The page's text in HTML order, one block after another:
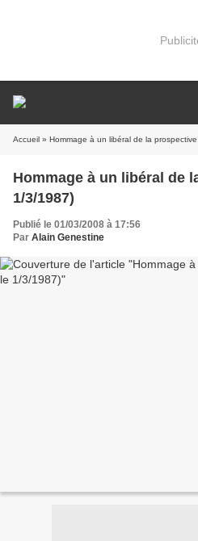
Accueil » Hommage à un libéral de la
Hommage à un libéral de
1/3/1987)
Publié le 01/03/2008 à 17:56
Par Alain Genestine